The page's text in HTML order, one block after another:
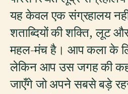
यह केवल एक संग्रहालय
शताब्दियों की शक्ति, लूट
महल-मंच है। आप कला के
लेकिन आप उस जगह की
जाएँगे जो अपने सबसे बड़े